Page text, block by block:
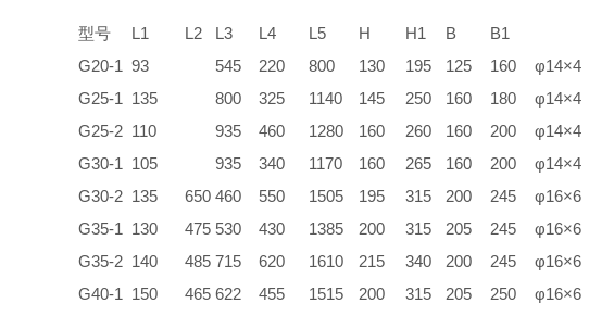
型号 L1 L2 L3 L4 L5 H H1 B
B1
G20-1 93 545 220 800 130 195 125 160
φ14×4
G25-1
135 800 325 1140 145 250 160 180
φ14×4
G25-2 110 935 460 1280 160 260 160 200
φ14×4
G30-1
105 935 340 1170 160 265 160 200
φ14×4
G30-2 135 650 460 550 1505 195 315 200 245
φ16×6
G35-1
130 475 530 430 1385 200 315 205 245
φ16×6
G35-2 140 485 715 620 1610 215 340 200 245
φ16×6
G40-1
150 465 622 455 1515 200 315 205 250
φ16×6